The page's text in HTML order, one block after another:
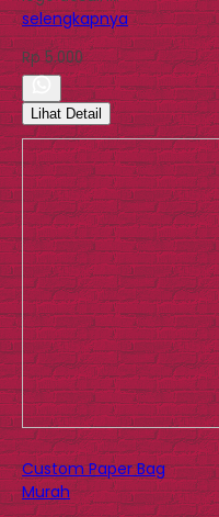
selengkapnya
Rp 5.000
Lihat Detail
Custom Paper Bag
Murah